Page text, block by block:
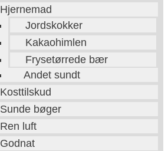
Hjernemad
Jordskokker
Kakaohimlen
Frysetørrede bær
Andet sundt
Kosttilskud
Sunde bøger
Ren luft
Godnat